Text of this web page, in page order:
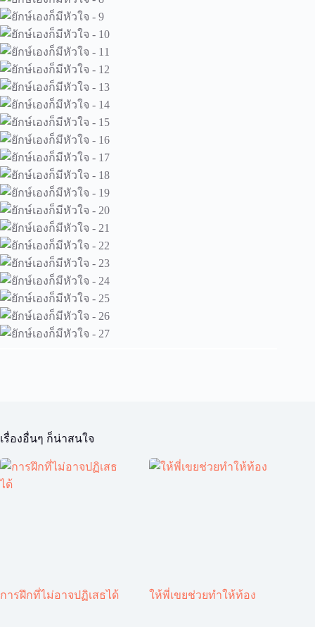
เรื่องอื่นๆ ก็น่าสนใจ
การฝึกที่ไม่อาจปฏิเสธได้ ให้พี่เขยช่วยทำให้ท้อง